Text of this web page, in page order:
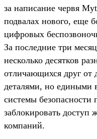
за написание червя
подвалах нового, еще
цифровых
За последние три
несколько десятков
отличающихся друг от
деталями, но едиными
системы
заблокировать доступ
компаний.